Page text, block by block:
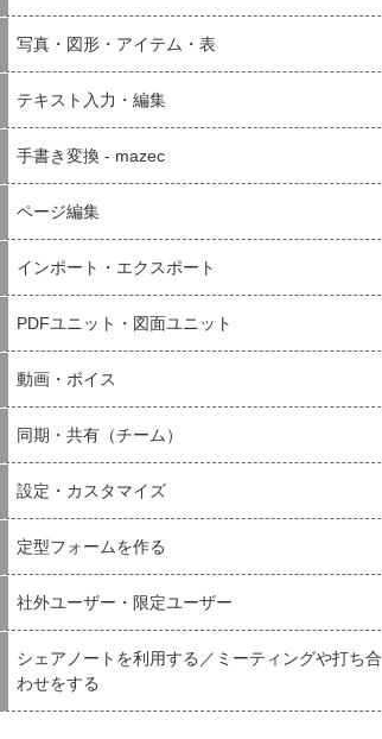
写真・図形・アイテム・表
テキスト入力・編集
手書き変換 - mazec
ページ編集
インポート・エクスポート
PDFユニット・図面ユニット
動画・ボイス
同期・共有（チーム）
設定・カスタマイズ
定型フォームを作る
社外ユーザー・限定ユーザー
シェアノートを利用する／ミーティングや打ち合
わせをする